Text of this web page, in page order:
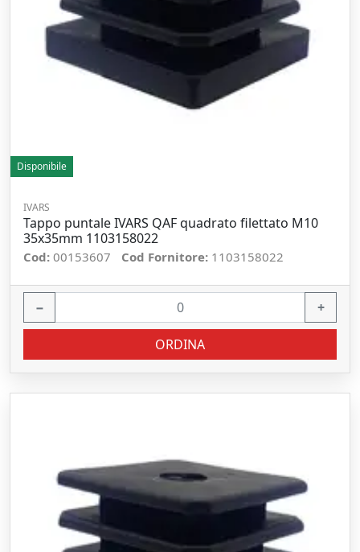
Disponibile
IVARS
Tappo puntale IVARS QAF quadrato filettato M10
35x35mm 1103158022
Cod: 00153607 Cod Fornitore: 1103158022
− +
ORDINA